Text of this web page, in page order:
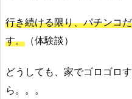
行き続ける限り、パチンコ
す。 （体験談）
どうしても、家でゴロゴロ
ら。。。